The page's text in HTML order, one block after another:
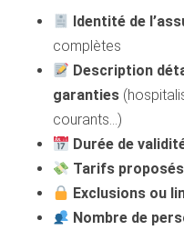
Identité de
complètes
Description
garanties
courants…)
Durée de
Tarifs proposés
Exclusions ou
Nombre de